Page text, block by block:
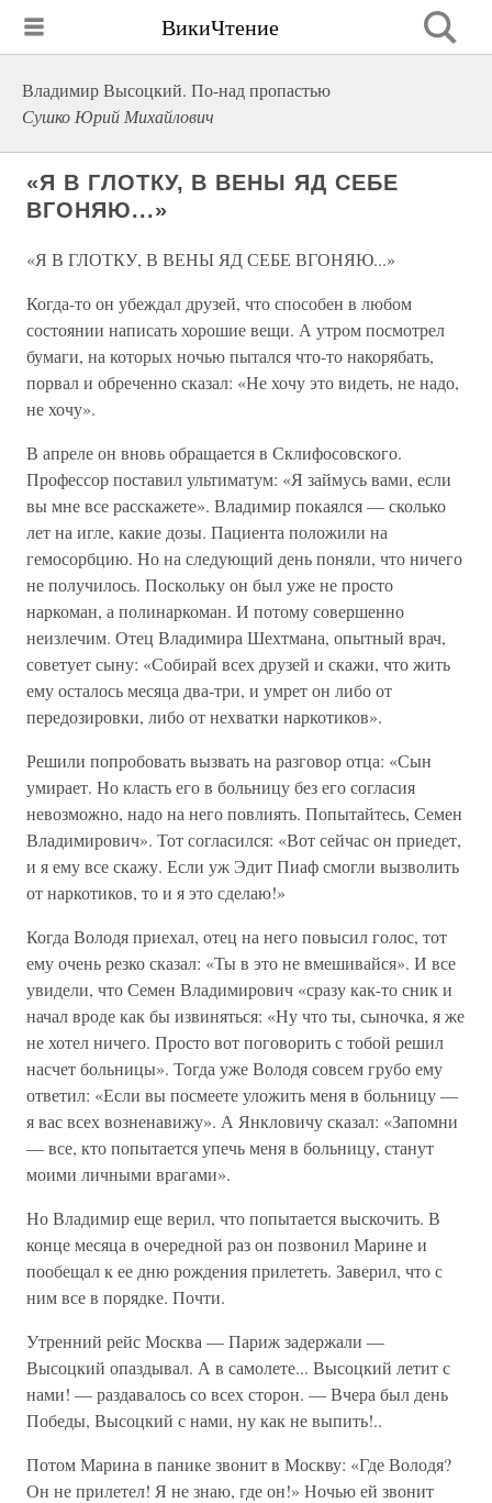
ВикиЧтение
Владимир Высоцкий. По-над пропастью
Сушко Юрий Михайлович
«Я В ГЛОТКУ, В ВЕНЫ ЯД СЕБЕ
ВГОНЯЮ...»
«Я В ГЛОТКУ, В ВЕНЫ ЯД СЕБЕ ВГОНЯЮ...»
Когда-то он убеждал друзей, что способен в любом
состоянии написать хорошие вещи. А утром посмотрел
бумаги, на которых ночью пытался что-то накорябать,
порвал и обреченно сказал: «Не хочу это видеть, не надо,
не хочу».
В апреле он вновь обращается в Склифосовского.
Профессор поставил ультиматум: «Я займусь вами, если
вы мне все расскажете». Владимир покаялся — сколько
лет на игле, какие дозы. Пациента положили на
гемосорбцию. Но на следующий день поняли, что ничего
не получилось. Поскольку он был уже не просто
наркоман, а полинаркоман. И потому совершенно
неизлечим. Отец Владимира Шехтмана, опытный врач,
советует сыну: «Собирай всех друзей и скажи, что жить
ему осталось месяца два-три, и умрет он либо от
передозировки, либо от нехватки наркотиков».
Решили попробовать вызвать на разговор отца: «Сын
умирает. Но класть его в больницу без его согласия
невозможно, надо на него повлиять. Попытайтесь, Семен
Владимирович». Тот согласился: «Вот сейчас он приедет,
и я ему все скажу. Если уж Эдит Пиаф смогли вызволить
от наркотиков, то и я это сделаю!»
Когда Володя приехал, отец на него повысил голос, тот
ему очень резко сказал: «Ты в это не вмешивайся». И все
увидели, что Семен Владимирович «сразу как-то сник и
начал вроде как бы извиняться: «Ну что ты, сыночка, я же
не хотел ничего. Просто вот поговорить с тобой решил
насчет больницы». Тогда уже Володя совсем грубо ему
ответил: «Если вы посмеете уложить меня в больницу —
я вас всех возненавижу». А Янкловичу сказал: «Запомни
— все, кто попытается упечь меня в больницу, станут
моими личными врагами».
Но Владимир еще верил, что попытается выскочить. В
конце месяца в очередной раз он позвонил Марине и
пообещал к ее дню рождения прилететь. Заверил, что с
ним все в порядке. Почти.
Утренний рейс Москва — Париж задержали —
Высоцкий опаздывал. А в самолете... Высоцкий летит с
нами! — раздавалось со всех сторон. — Вчера был день
Победы, Высоцкий с нами, ну как не выпить!..
Потом Марина в панике звонит в Москву: «Где Володя?
Он не прилетел! Я не знаю, где он!» Ночью ей звонит